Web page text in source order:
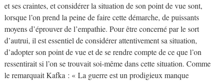
et ses craintes, et considérer la situation de son point de vue sont,
lorsque l’on prend la peine de faire cette démarche, de puissants
moyens d’éprouver de l’empathie. Pour être concerné par le sort
d’autrui, il est essentiel de considérer attentivement sa situation,
d’adopter son point de vue et de se rendre compte de ce que l’on
ressentirait si l’on se trouvait soi-même dans cette situation. Comme
le remarquait Kafka : « La guerre est un prodigieux manque